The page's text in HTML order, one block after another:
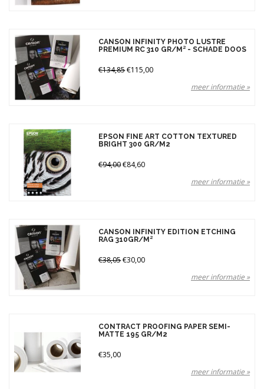
CANSON INFINITY PHOTO LUSTRE
PREMIUM RC 310 GR/M² - SCHADE DOOS
€134,85€115,00
meer informatie »
EPSON FINE ART COTTON TEXTURED
BRIGHT 300 GR/M2
€94,00€84,60
meer informatie »
CANSON INFINITY EDITION ETCHING
RAG 310GR/M²
€38,05€30,00
meer informatie »
CONTRACT PROOFING PAPER SEMI-
MATTE 195 GR/M2
€35,00
meer informatie »